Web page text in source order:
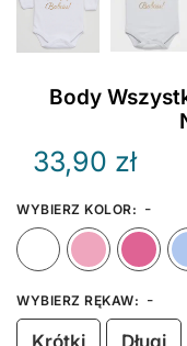
Body
33,90 zł
WYBIERZ KOLOR: -
Biały
WYBIERZ RĘKAW: -
Krótki Długi